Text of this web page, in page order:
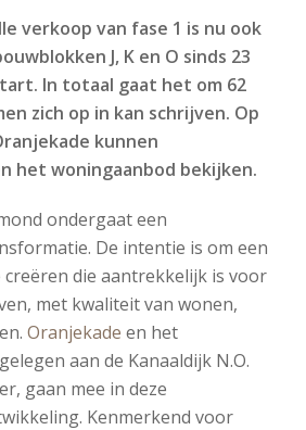
verkoop van fase 1 is nu ook
J, K en O sinds 23
In totaal gaat het om 62
zich op in kan schrijven. Op
kunnen
het woningaanbod bekijken.
ondergaat een
De intentie is om een
creëren die aantrekkelijk is voor
met kwaliteit van wonen,
Oranjekade en het
aan de Kanaaldijk N.O.
gaan mee in deze
Kenmerkend voor